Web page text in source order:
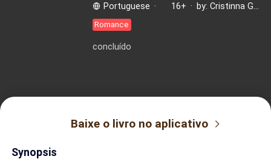
Portuguese · 16+ ·
Romance
concluído
Baixe o livro no aplicativo
Synopsis